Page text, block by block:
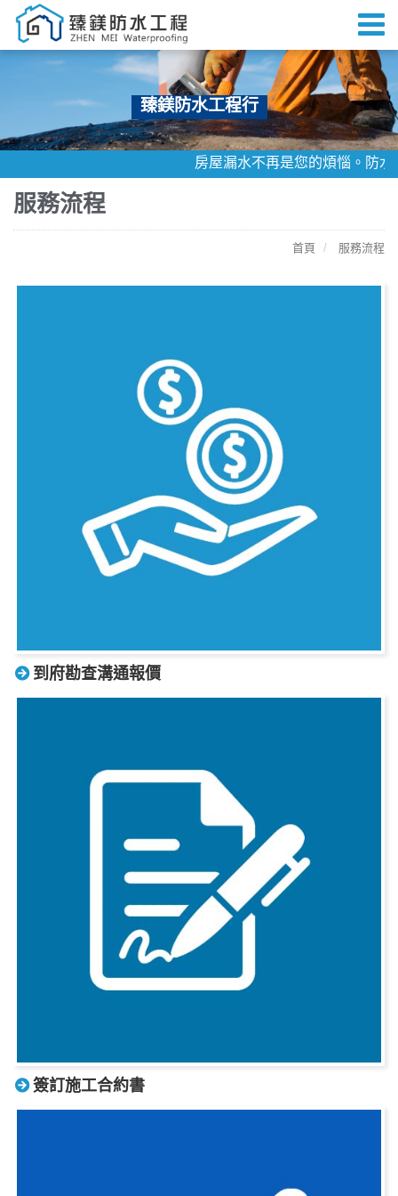
臻鎂防水工程行
房屋漏水不再是您的煩惱。防水
服務流程
首頁 服務流程
到府勘查溝通報價
簽訂施工合約書